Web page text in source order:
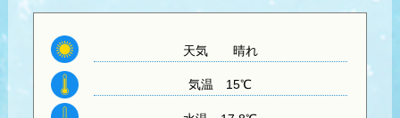
天気 晴れ
気温 15℃